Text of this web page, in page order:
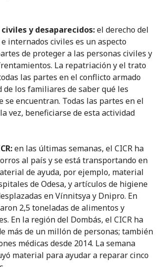
y desaparecidos:el derecho del
internados civiles es un aspecto
de proteger a las personas civiles y
La repatriación y el trato
las partes en el conflicto armado
los familiares de saber qué les
se encuentran. Todas las partes en el
vez, beneficiarse de esta actividad
en las últimas semanas, el CICR ha
al país y se está transportando en
de ayuda, por ejemplo, material
de Odesa, y artículos de higiene
en Vínnitsya y Dnipro. En
2,5 toneladas de alimentos y
En la región del Dombás, el CICR ha
más de un millón de personas; también
médicas desde 2014. La semana
material para ayudar a reparar cinco